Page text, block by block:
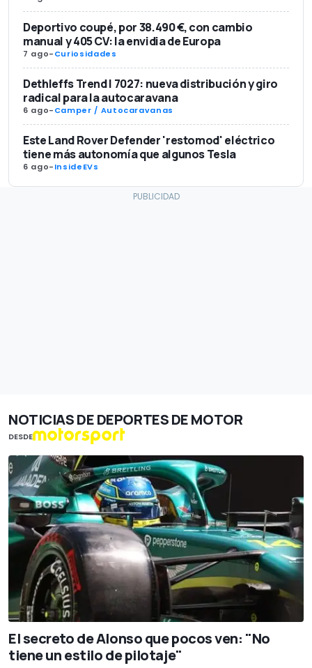
Deportivo coupé, por 38.490 €, con cambio
manual y 405 CV: la envidia de Europa
7 ago-Curiosidades
Dethleffs Trend I 7027: nueva distribución y giro
radical para la autocaravana
6 ago-Camper / Autocaravanas
Este Land Rover Defender 'restomod' eléctrico
tiene más autonomía que algunos Tesla
6 ago-InsideEVs
NOTICIAS DE DEPORTES DE MOTOR
DESDE
El secreto de Alonso que pocos ven: "No
tiene un estilo de pilotaje"